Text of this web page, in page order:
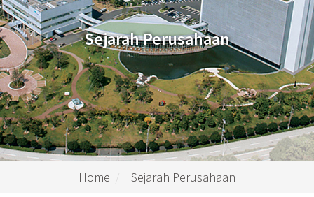
Sejarah Perusahaan
Home Sejarah Perusahaan